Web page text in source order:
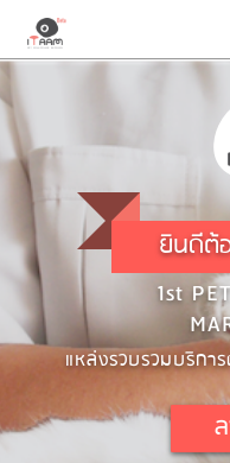
ยินดีต้
1st
แหล่งรวบรวมบริกา